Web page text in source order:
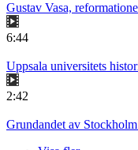
Gustav Vasa,
6:44
Uppsala universitets
2:42
Grundandet av